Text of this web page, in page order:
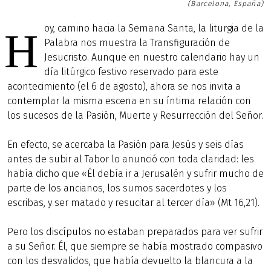
(Barcelona, España)
H
oy, camino hacia la Semana Santa, la liturgia de la
Palabra nos muestra la Transfiguración de
Jesucristo. Aunque en nuestro calendario hay un
día litúrgico festivo reservado para este
acontecimiento (el 6 de agosto), ahora se nos invita a
contemplar la misma escena en su íntima relación con
los sucesos de la Pasión, Muerte y Resurrección del Señor.
En efecto, se acercaba la Pasión para Jesús y seis días
antes de subir al Tabor lo anunció con toda claridad: les
había dicho que «Él debía ir a Jerusalén y sufrir mucho de
parte de los ancianos, los sumos sacerdotes y los
escribas, y ser matado y resucitar al tercer día» (Mt 16,21).
Pero los discípulos no estaban preparados para ver sufrir
a su Señor. Él, que siempre se había mostrado compasivo
con los desvalidos, que había devuelto la blancura a la